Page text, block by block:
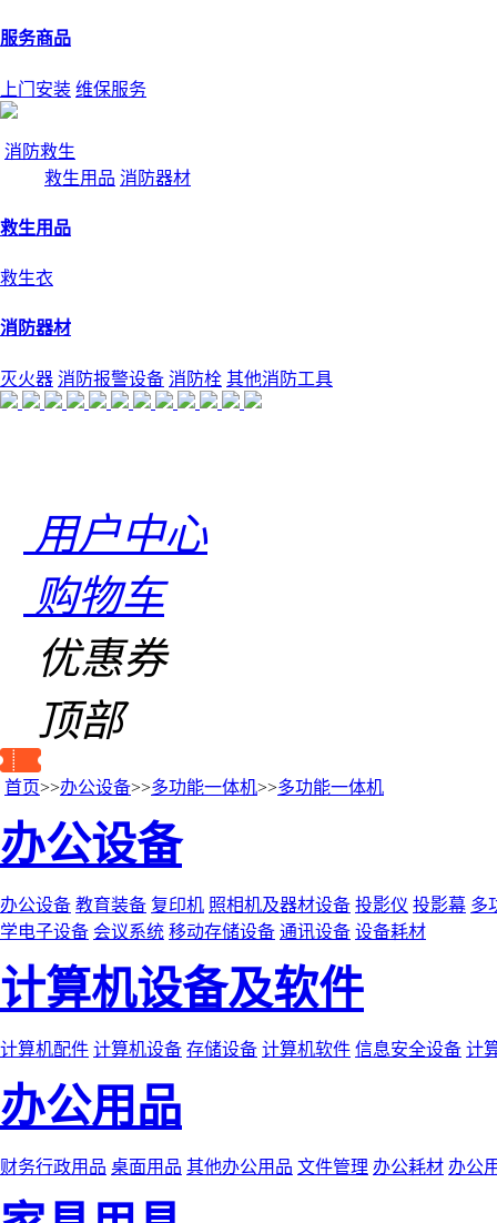
服务商品
上门安装 维保服务
消防救生
救生用品 消防器材
救生用品
救生衣
消防器材
灭火器 消防报警设备 消防栓 其他消防工具
用户中心
购物车
优惠券
顶部
首页>>办公设备>>多功能一体机>>多功能一体机
办公设备
办公设备 教育装备 复印机 照相机及器材设备 投影仪 投影幕 多
学电子设备 会议系统 移动存储设备 通讯设备 设备耗材
计算机设备及软件
计算机配件 计算机设备 存储设备 计算机软件 信息安全设备 计
办公用品
财务行政用品 桌面用品 其他办公用品 文件管理 办公耗材 办公